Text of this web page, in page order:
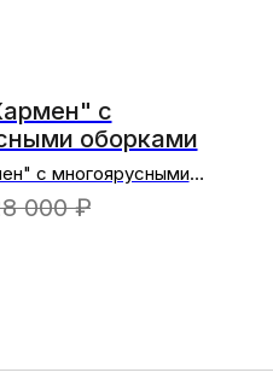
с
оборками
с многоярусными
000 ₽